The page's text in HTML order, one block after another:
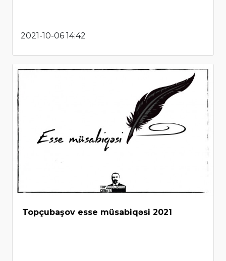
2021-10-06 14:42
Topçubaşov esse müsabiqəsi 2021